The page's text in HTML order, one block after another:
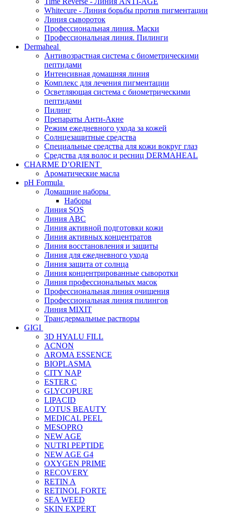
Whitecure - Линия борьбы против пигментации
Линия сывороток
Профессиональная линия. Маски
Профессиональная линия. Пилинги
Dermaheal
Антивозрастная система с биометрическими
пептидами
Интенсивная домашняя линия
Комплекс для лечения пигментации
Осветляющая система с биометрическими
пептидами
Пилинг
Препараты Анти-Акне
Режим ежедневного ухода за кожей
Солнцезащитные средства
Специальные средства для кожи вокруг глаз
Средства для волос и ресниц DERMAHEAL
CHARME D’ORIENT
Ароматические масла
pH Formula
Домашние наборы
Наборы
Линия SOS
Линия АВС
Линия активной подготовки кожи
Линия активных концентратов
Линия восстановления и защиты
Линия для ежедневного ухода
Линия защита от солнца
Линия концентрированные сыворотки
Линия профессиональных масок
Профессиональная линия очищения
Профессиональная линия пилингов
Линия MIXIT
Трансдермальные растворы
GIGI
3D HYALU FILL
ACNON
AROMA ESSENCE
BIOPLASMA
CITY NAP
ESTER C
GLYCOPURE
LIPACID
LOTUS BEAUTY
MEDICAL PEEL
MESOPRO
NEW AGE
NUTRI PEPTIDE
NEW AGE G4
OXYGEN PRIME
RECOVERY
RETIN A
RETINOL FORTE
SEA WEED
SKIN EXPERT